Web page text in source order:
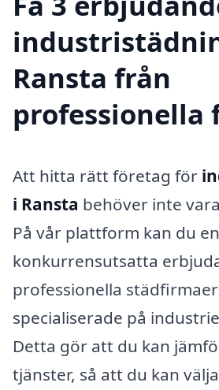
Ransta från
professionella
Att hitta rätt företag för
i Ransta behöver inte
På vår plattform kan du
konkurrensutsatta
professionella
specialiserade på
Detta gör att du kan
tjänster, så att du kan